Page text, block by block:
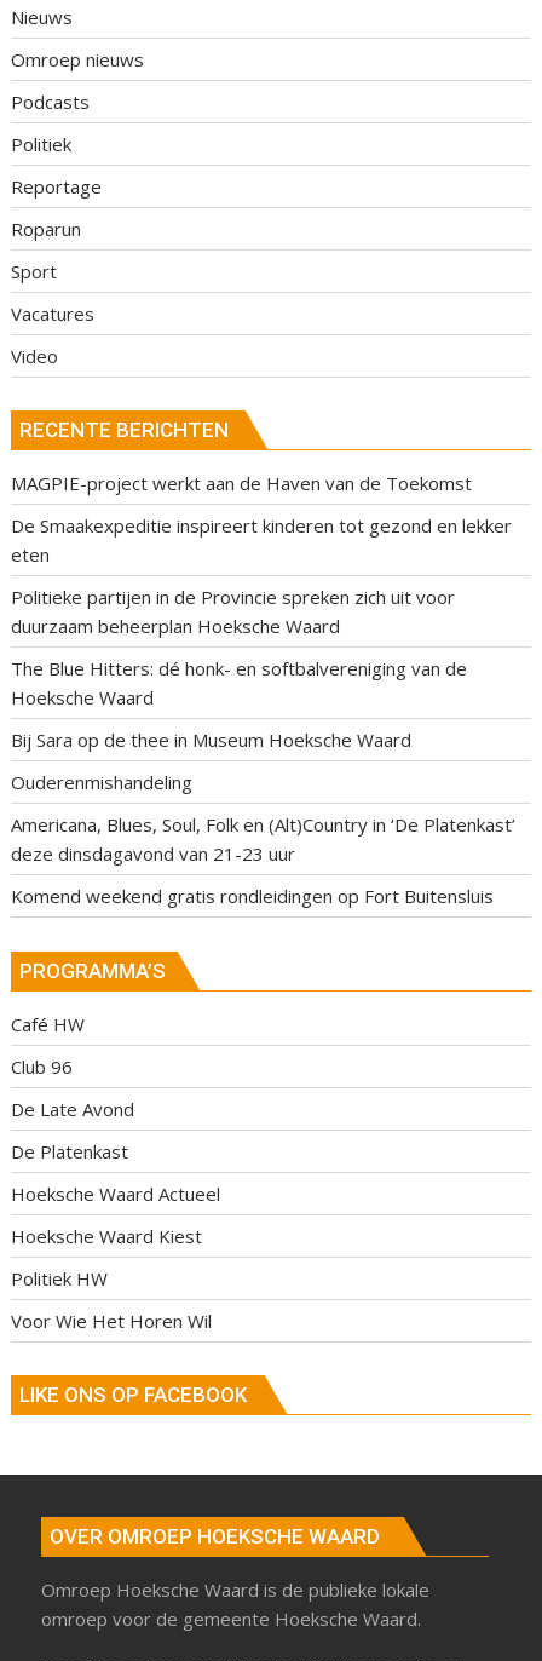
Nieuws
Omroep nieuws
Podcasts
Politiek
Reportage
Roparun
Sport
Vacatures
Video
RECENTE BERICHTEN
MAGPIE-project werkt aan de Haven van de Toekomst
De Smaakexpeditie inspireert kinderen tot gezond en lekker
eten
Politieke partijen in de Provincie spreken zich uit voor
duurzaam beheerplan Hoeksche Waard
The Blue Hitters: dé honk- en softbalvereniging van de
Hoeksche Waard
Bij Sara op de thee in Museum Hoeksche Waard
Ouderenmishandeling
Americana, Blues, Soul, Folk en (Alt)Country in ‘De Platenkast’
deze dinsdagavond van 21-23 uur
Komend weekend gratis rondleidingen op Fort Buitensluis
PROGRAMMA’S
Café HW
Club 96
De Late Avond
De Platenkast
Hoeksche Waard Actueel
Hoeksche Waard Kiest
Politiek HW
Voor Wie Het Horen Wil
LIKE ONS OP FACEBOOK
OVER OMROEP HOEKSCHE WAARD
Omroep Hoeksche Waard is de publieke lokale
omroep voor de gemeente Hoeksche Waard.